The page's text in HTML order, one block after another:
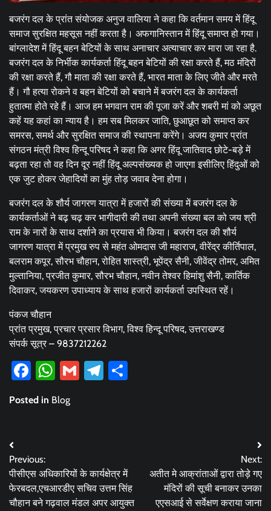
बजरंग दल के प्रांत संयोजक अनुज वालिया ने कहा कि वर्तमान समय में हिंदू
समाज सुरक्षित महसूस नहीं करता है। अफगानिस्तान में हिंदू समाप्त हो गया।
बांग्लादेश में हिंदू बहन बेटियों के साथ अनाचार अत्याचार कर मारा जा रहा है.
बजरंग दल के निर्भीक कार्यकर्ता हिंदू बहन बेटियों की रक्षा करते हैं, मठ मंदिरों
की रक्षा करते हैं, गौ माता की रक्षा करते हैं, भारत माता के लिए जीते और मरते
हैं। गौ हत्या रोकने व बहन बेटियों को बचाने में बजरंग दल के कार्यकर्ता
हुतात्मा होते रहे हैं। आज हम भगवान राम की पूजा करें और शबरी मां को अछूत
कहें यह कहां का न्याय है। हम सब मिलकर जाति, छुआछूत को समाप्त कर
समरस, समर्थ और सुरक्षित समाज की स्थापना करेंगे। अजय कुमार प्रांत
संगठन मंत्री विश्व हिन्दू परिषद ने कहा कि अगर हिंदू जातिवाद छोटे-बड़े में
बढ़ता रहा तो वह दिन दूर नहीं हिंदू अल्पसंख्यक हो जाएगा इसीलिए हिंदुओं को
एक जुट होकर जेहादियों का मुंह तोड़ जवाब देना होगा।
बजरंग दल के शौर्य जागरण यात्रा में हजारों की संख्या में बजरंग दल के
कार्यकर्ताओं ने बढ़ चढ़ कर भागीदारी की तथा अपनी संख्या बल को जय श्री
राम के नारों के साथ दर्शाने का प्रयास भी किया। बजरंग दल की शौर्य
जागरण यात्रा में प्रमुख रुप से महंत ओमदास जी महाराज, वीरेंद्र कीर्तिपाल,
बलराम कपूर, सौरभ चौहान, रोहित शास्त्री, भूपेंद्र सैनी, जीवेंद्र तोमर, अमित
मुल्तानिया, प्रजीत कुमार, सौरभ चौहान, नवीन तेश्वर हिमांशु सैनी, कार्तिक
दिवाकर, जयकरण उपाध्याय के साथ हजारों कार्यकर्ता उपस्थित रहें।
पंकज चौहान
प्रांत प्रमुख, प्रचार प्रसार विभाग, विश्व हिन्दू परिषद, उत्तराखण्ड
संपर्क सूत्र – 9837212262
Facebook
WhatsApp
GmailTelegram
Posted in Blog
Post
navigation
Previous:
पीसीएस अधिकारियों के कार्यक्षेत्र में
फेरबदल,एचआरडीए सचिव उत्तम सिंह
चौहान बने गढ़वाल मंडल अपर आयुक्त
Next:
अतीत मे आक्रांताओं द्वारा तोड़े गए
मंदिरों की सूची बनाकर उनका
एएसआई से सर्वेक्षण कराया जाना